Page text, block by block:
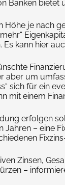
bietet
je nach
kann hier
aber um
sich für ein
mit einem
erfolgen
– eine
Zinsen,
–